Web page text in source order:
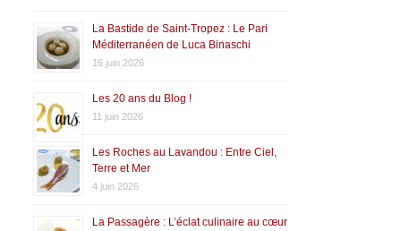
La Bastide de Saint-Tropez : Le Pari
Méditerranéen de Luca Binaschi
16 juin 2026
Les 20 ans du Blog !
11 juin 2026
Les Roches au Lavandou : Entre Ciel,
Terre et Mer
4 juin 2026
La Passagère : L’éclat culinaire au cœur